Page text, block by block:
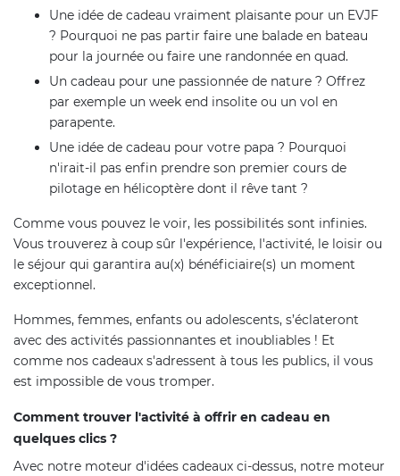
Une idée de cadeau vraiment plaisante pour un EVJF
? Pourquoi ne pas partir faire une balade en bateau
pour la journée ou faire une randonnée en quad.
Un cadeau pour une passionnée de nature ? Offrez
par exemple un week end insolite ou un vol en
parapente.
Une idée de cadeau pour votre papa ? Pourquoi
n'irait-il pas enfin prendre son premier cours de
pilotage en hélicoptère dont il rêve tant ?
Comme vous pouvez le voir, les possibilités sont infinies.
Vous trouverez à coup sûr l'expérience, l'activité, le loisir ou
le séjour qui garantira au(x) bénéficiaire(s) un moment
exceptionnel.
Hommes, femmes, enfants ou adolescents, s’éclateront
avec des activités passionnantes et inoubliables ! Et
comme nos cadeaux s'adressent à tous les publics, il vous
est impossible de vous tromper.
Comment trouver l'activité à offrir en cadeau en
quelques clics ?
Avec notre moteur d'idées cadeaux ci-dessus, notre moteur